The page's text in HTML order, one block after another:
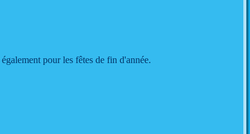
pour les fêtes de fin d'année.